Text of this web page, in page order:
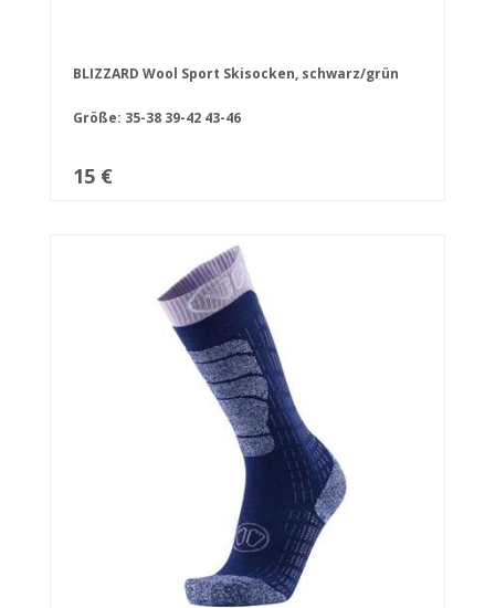
BLIZZARD Wool Sport Skisocken, schwarz/grün
Größe: 35-38 39-42 43-46
15 €